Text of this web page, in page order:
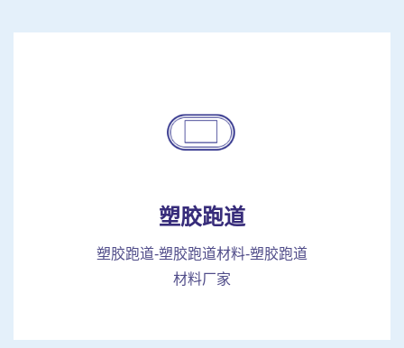
塑胶跑道
塑胶跑道-塑胶跑道材料-塑胶跑道
材料厂家